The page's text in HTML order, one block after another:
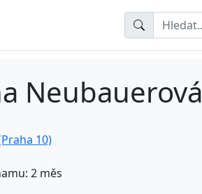
Neubauerová
10)
2 měs